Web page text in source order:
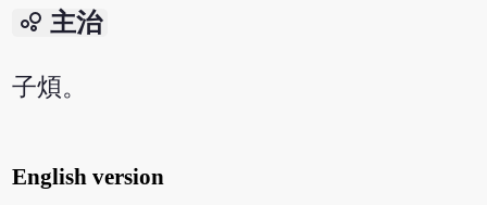
bubble_chart 主治
子煩。
English version